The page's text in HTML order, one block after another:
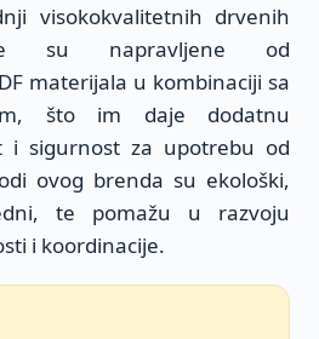
visokokvalitetnih drvenih
su napravljene od
materijala u kombinaciji sa
što im daje dodatnu
i sigurnost za upotrebu od
ovog brenda su ekološki,
te pomažu u razvoju
i koordinacije.